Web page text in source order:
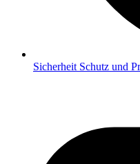
Sicherheit Schutz und